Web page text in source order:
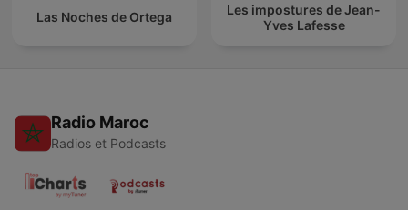
Las Noches de Ortega
Les impostures de Jean-
Yves Lafesse
Radio Maroc
Radios et Podcasts